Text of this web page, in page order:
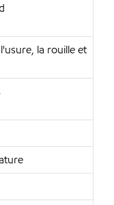
la rouille et